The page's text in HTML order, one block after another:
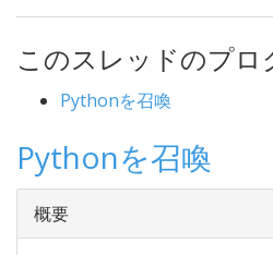
このスレッドのプロ
Pythonを召喚
Pythonを召喚
概要